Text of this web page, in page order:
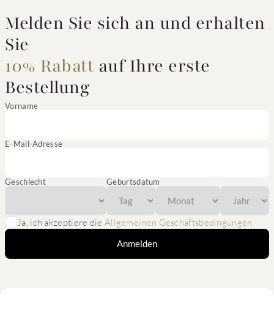
Melden Sie sich an und erhalten
Sie
10% Rabatt auf Ihre erste
Bestellung
Vorname
E-Mail-Adresse
Geschlecht Geburtsdatum
Ja, ich akzeptiere die Allgemeinen Geschäftsbedingungen
Anmelden